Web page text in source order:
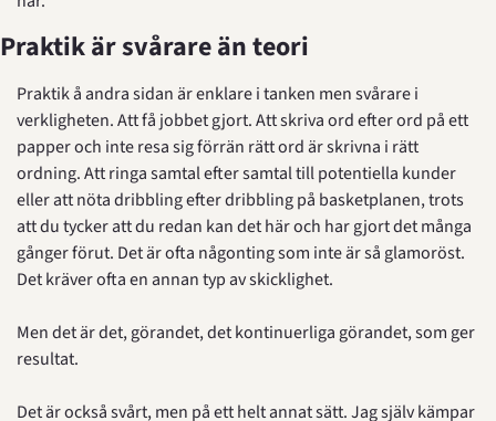
Praktik är svårare än teori
Praktik å andra sidan är enklare i tanken men svårare i
verkligheten. Att få jobbet gjort. Att skriva ord efter ord på ett
papper och inte resa sig förrän rätt ord är skrivna i rätt
ordning. Att ringa samtal efter samtal till potentiella kunder
eller att nöta dribbling efter dribbling på basketplanen, trots
att du tycker att du redan kan det här och har gjort det många
gånger förut. Det är ofta någonting som inte är så glamoröst.
Det kräver ofta en annan typ av skicklighet.
Men det är det, görandet, det kontinuerliga görandet, som ger
resultat.
Det är också svårt, men på ett helt annat sätt. Jag själv kämpar